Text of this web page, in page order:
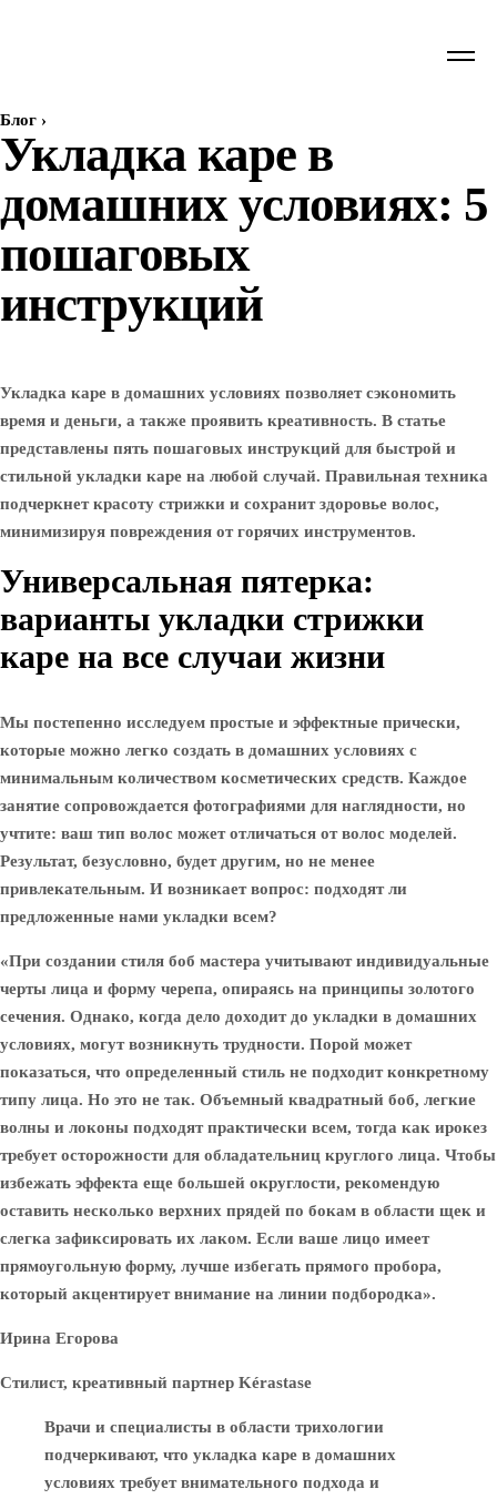
Блог ›
Укладка каре в
домашних условиях: 5
пошаговых
инструкций
Укладка каре в домашних условиях позволяет сэкономить
время и деньги, а также проявить креативность. В статье
представлены пять пошаговых инструкций для быстрой и
стильной укладки каре на любой случай. Правильная техника
подчеркнет красоту стрижки и сохранит здоровье волос,
минимизируя повреждения от горячих инструментов.
Универсальная пятерка:
варианты укладки стрижки
каре на все случаи жизни
Мы постепенно исследуем простые и эффектные прически,
которые можно легко создать в домашних условиях с
минимальным количеством косметических средств. Каждое
занятие сопровождается фотографиями для наглядности, но
учтите: ваш тип волос может отличаться от волос моделей.
Результат, безусловно, будет другим, но не менее
привлекательным. И возникает вопрос: подходят ли
предложенные нами укладки всем?
«При создании стиля боб мастера учитывают индивидуальные
черты лица и форму черепа, опираясь на принципы золотого
сечения. Однако, когда дело доходит до укладки в домашних
условиях, могут возникнуть трудности. Порой может
показаться, что определенный стиль не подходит конкретному
типу лица. Но это не так. Объемный квадратный боб, легкие
волны и локоны подходят практически всем, тогда как ирокез
требует осторожности для обладательниц круглого лица. Чтобы
избежать эффекта еще большей округлости, рекомендую
оставить несколько верхних прядей по бокам в области щек и
слегка зафиксировать их лаком. Если ваше лицо имеет
прямоугольную форму, лучше избегать прямого пробора,
который акцентирует внимание на линии подбородка».
Ирина Егорова
Стилист, креативный партнер Kérastase
Врачи и специалисты в области трихологии
подчеркивают, что укладка каре в домашних
условиях требует внимательного подхода и